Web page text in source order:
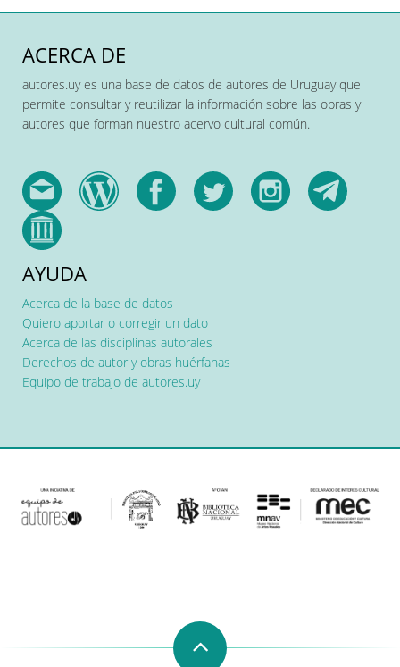
ACERCA DE
autores.uy es una base de datos de autores de Uruguay que
permite consultar y reutilizar la información sobre las obras y
autores que forman nuestro acervo cultural común.
AYUDA
Acerca de la base de datos
Quiero aportar o corregir un dato
Acerca de las disciplinas autorales
Derechos de autor y obras huérfanas
Equipo de trabajo de autores.uy